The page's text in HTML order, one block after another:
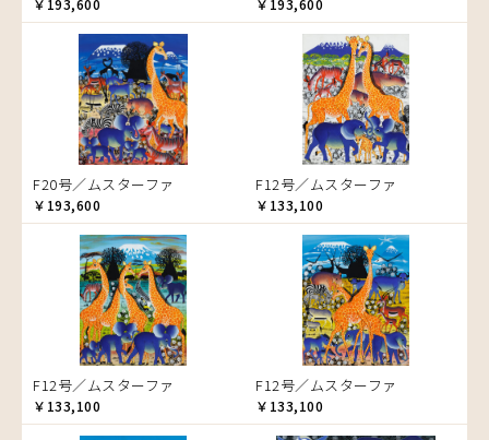
カメ
カメレオン
木
キリン
キリマンジャロ
孔雀
サイ
魚の群れ
桜
サル
シマウマ
ゾウ
タンザニア
タンザニアの女性
チーター
アルバー
イッサ
イディー
エミリアス
エレナ
オマリー
スライディ（スライドゥ）
ゼナ
セフ
マングラ
ミムス
ムクラ
ムクンバ
ムスターファ
ムチサ
ムッサ
ムブカ
ムロペ
ムワツカ
ムワメディ
ロジャー
￥193,600 ￥193,600
F20号／ムスターファ
￥193,600
F12号／ムスターファ
￥133,100
F12号／ムスターファ
￥133,100
F12号／ムスターファ
￥133,100